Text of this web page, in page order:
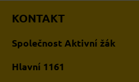
KONTAKT
Společnost Aktivní žák
Hlavní 1161